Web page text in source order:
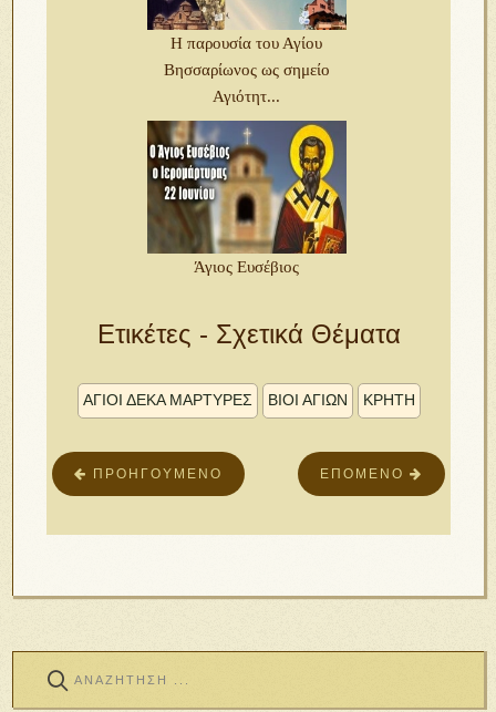
Η παρουσία του Αγίου
Βησσαρίωνος ως σημείο
Αγιότητ...
Άγιος Ευσέβιος
Ετικέτες - Σχετικά Θέματα
ΑΓΙΟΙ ΔΕΚΑ ΜΑΡΤΥΡΕΣ ΒΙΟΙ ΑΓΙΩΝ ΚΡΗΤΗ
ΕΠΌΜΕΝΟ
ΠΡΟΗΓΟΎΜΕΝΟ